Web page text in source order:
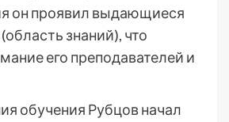
он проявил выдающиеся
знаний), что
его преподавателей и
обучения Рубцов начал